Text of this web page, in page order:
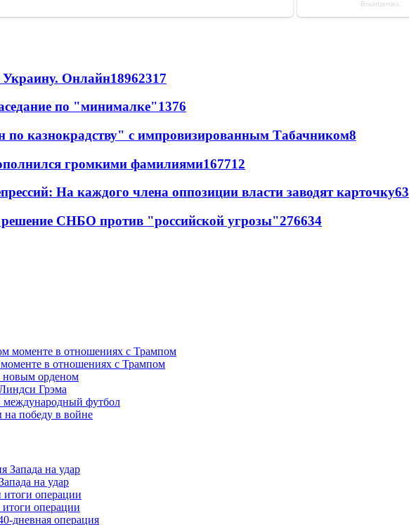
Украину. Онлайн18962317
по "минималке"1376
по казнокрадству" с импровизированным Табачником8
громкими фамилиями167712
На каждого члена оппозиции власти заводят карточку63
решение СНБО против "российской угрозы"276634
в отношениях с Трампом
новым орденом
Грэма
футбол
победу в войне
на удар
операции